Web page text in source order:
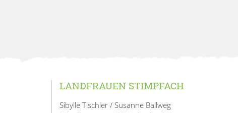
LANDFRAUEN STIMPFACH
Sibylle Tischler / Susanne Ballweg